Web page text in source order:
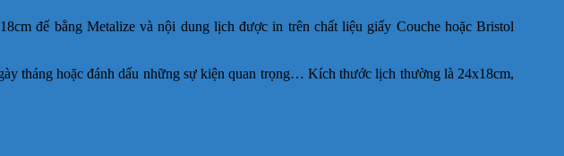
đế bằng Metalize và nội dung lịch được in trên chất liệu giấy Couche hoặc Bristol
tháng hoặc đánh dấu những sự kiện quan trọng… Kích thước lịch thường là 24x18cm,